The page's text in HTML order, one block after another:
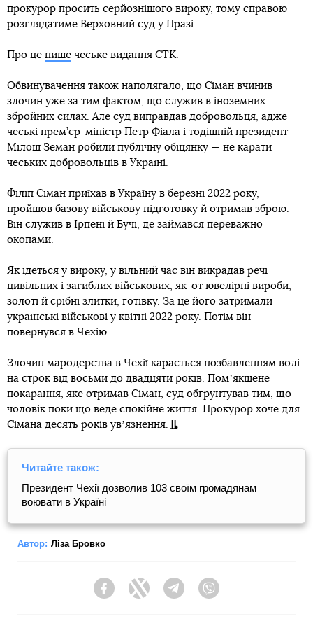
прокурор просить серйознішого вироку, тому справою
розглядатиме Верховний суд у Празі.
Про це пише чеське видання CTK.
Обвинувачення також наполягало, що Сіман вчинив
злочин уже за тим фактом, що служив в іноземних
збройних силах. Але суд виправдав добровольця, адже
чеські прем’єр-міністр Петр Фіала і тодішній президент
Мілош Земан робили публічну обіцянку — не карати
чеських добровольців в Україні.
Філіп Сіман приїхав в Україну в березні 2022 року,
пройшов базову військову підготовку й отримав зброю.
Він служив в Ірпені й Бучі, де займався переважно
окопами.
Як ідеться у вироку, у вільний час він викрадав речі
цивільних і загиблих військових, як-от ювелірні вироби,
золоті й срібні злитки, готівку. За це його затримали
українські військові у квітні 2022 року. Потім він
повернувся в Чехію.
Злочин мародерства в Чехії карається позбавленням волі
на строк від восьми до двадцяти років. Помʼякшене
покарання, яке отримав Сіман, суд обґрунтував тим, що
чоловік поки що веде спокійне життя. Прокурор хоче для
Сімана десять років увʼязнення.
Читайте також:
Президент Чехії дозволив 103 своїм громадянам
воювати в Україні
Автор: Ліза Бровко
FacebookTwitter Telegram